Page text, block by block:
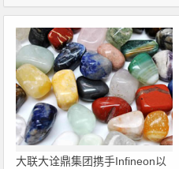
大联大诠鼎集团携手Infineon以